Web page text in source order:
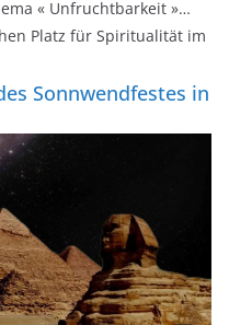
« Unfruchtbarkeit »…
Platz für Spiritualität im
Sonnwendfestes in